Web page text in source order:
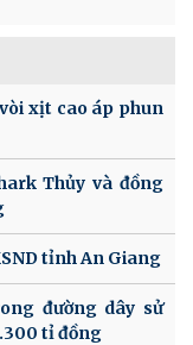
xịt cao áp phun
Thủy và đồng
tỉnh An Giang
đường dây sử
tỉ đồng